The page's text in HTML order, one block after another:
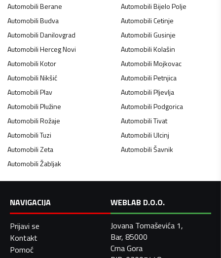
AutomobiliBerane AutomobiliBijelo Polje
AutomobiliBudva AutomobiliCetinje
AutomobiliDanilovgrad AutomobiliGusinje
AutomobiliHerceg Novi AutomobiliKolašin
AutomobiliKotor AutomobiliMojkovac
AutomobiliNikšić AutomobiliPetnjica
AutomobiliPlav AutomobiliPljevlja
AutomobiliPlužine AutomobiliPodgorica
AutomobiliRožaje AutomobiliTivat
AutomobiliTuzi AutomobiliUlcinj
AutomobiliZeta AutomobiliŠavnik
AutomobiliŽabljak
NAVIGACIJA
Prijavi se
Kontakt
Pomoć
WEBLAB D.O.O.
Jovana Tomaševića 1,
Bar, 85000
Crna Gora